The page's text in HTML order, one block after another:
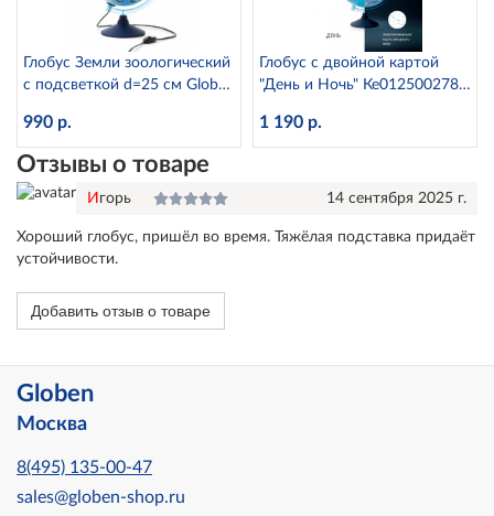
Глобус Земли зоологический
с подсветкой d=25 см Globen
990 р.
Глобус с двойной картой
"День и Ночь" Ке012500278
1 190 р.
Отзывы о товаре
Игорь 14 сентября 2025 г.
Хороший глобус, пришёл во время. Тяжёлая подставка придаёт
устойчивости.
Добавить отзыв о товаре
Globen
Москва
8(495) 135-00-47
sales@globen-shop.ru